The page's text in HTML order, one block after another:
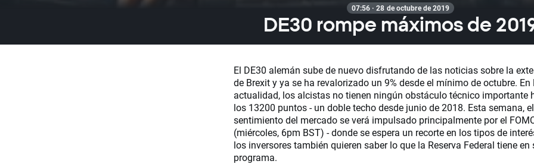
07:56 · 28 de octubre de 2019
DE30 rompe máximos de
El DE30 alemán sube de nuevo disfrutando de las noticias sobre la
de Brexit y ya se ha revalorizado un 9% desde el mínimo de octubre. En
actualidad, los alcistas no tienen ningún obstáculo técnico importante
los 13200 puntos - un doble techo desde junio de 2018. Esta semana, el
sentimiento del mercado se verá impulsado principalmente por el
(miércoles, 6pm BST) - donde se espera un recorte en los tipos de
los inversores también quieren saber lo que la Reserva Federal tiene en
programa.